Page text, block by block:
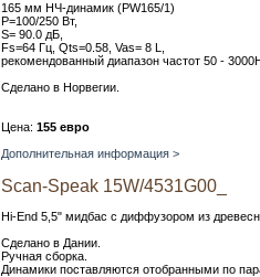
165 мм НЧ-динамик (PW165/1)
P=100/250 Вт,
S= 90.0 дБ,
Fs=64 Гц, Qts=0.58, Vas= 8 L,
рекомендованный диапазон частот 50 -
Сделано в Норвегии.
Цена: 155 евро
Дополнительная информация >
Scan-Speak 15W/4531G00_
Hi-End 5,5" мидбас с диффузором из
Сделано в Дании.
Ручная сборка.
Динамики поставляются отобранными по